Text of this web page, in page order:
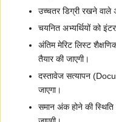
उच्चतर डिग्री रखने वाले
चयनित अभ्यर्थियों को
अंतिम मेरिट लिस्ट
तैयार की जाएगी।
दस्तावेज सत्यापन
जाएगा।
समान अंक होने की स्थिति